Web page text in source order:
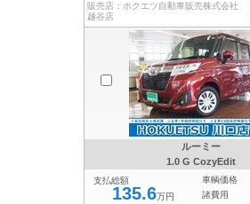
販売店：ホクエツ自動車販売株式会社
越谷店
ルーミー
1.0 G CozyEdit
支払総額
135.6万円
車輌価格
諸費用